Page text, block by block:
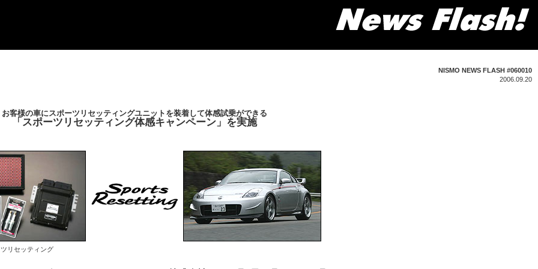
NISMO NEWS FLASH #060010
2006.09.20
お客様の車にスポーツリセッティングユニットを装着して体感試乗ができる
「スポーツリセッティング体感キャンペーン」を実施
リセッティング